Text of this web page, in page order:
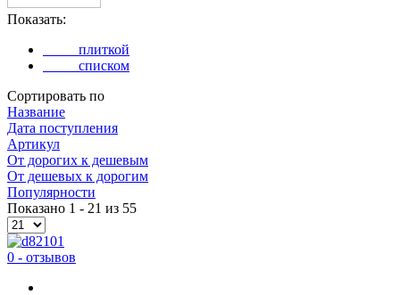
Показать:
плиткой
списком
Сортировать по
Название
Дата поступления
Артикул
Oт дорогих к дешевым
От дешевых к дорогим
Популярности
Показано 1 - 21 из 55
0 - отзывов